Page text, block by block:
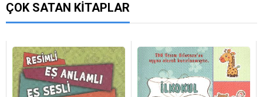
ÇOK SATAN KITAPLAR